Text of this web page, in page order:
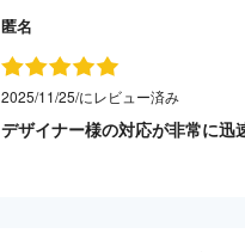
匿名
2025/11/25/にレビュー済み
デザイナー様の対応が非常に迅